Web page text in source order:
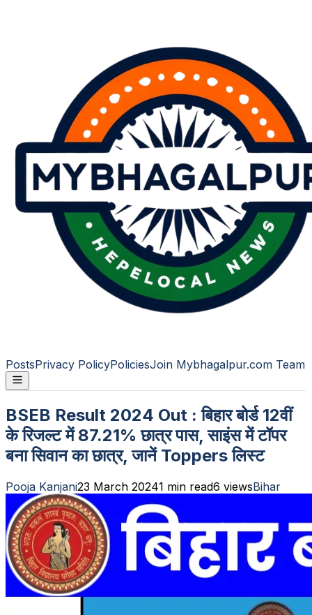
PostsPrivacy PolicyPoliciesJoin Mybhagalpur.com Team
BSEB Result 2024 Out : बिहार बोर्ड 12वीं
के रिजल्ट में 87.21% छात्र पास, साइंस में टॉपर
बना सिवान का छात्र, जानें Toppers लिस्ट
Pooja Kanjani23 March 20241 min read6 viewsBihar